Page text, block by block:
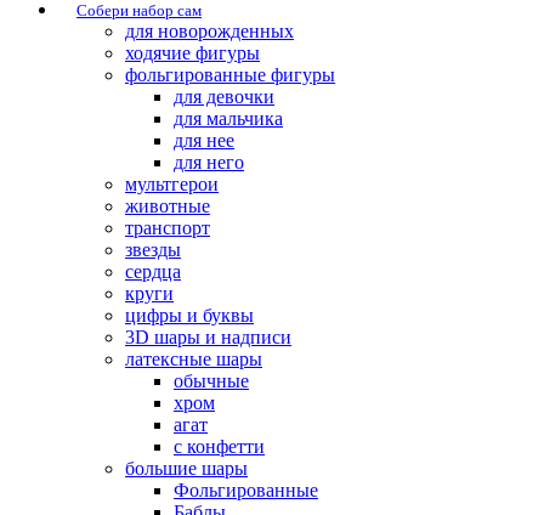
Собери набор сам
для новорожденных
ходячие фигуры
фольгированные фигуры
для девочки
для мальчика
для нее
для него
мультгерои
животные
транспорт
звезды
сердца
круги
цифры и буквы
3D шары и надписи
латексные шары
обычные
хром
агат
с конфетти
большие шары
Фольгированные